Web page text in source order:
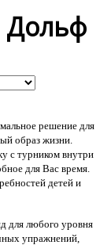
Дольф
решение для
образ жизни.
с турником внутри
для Вас время.
детей и
для любого уровня
упражнений,